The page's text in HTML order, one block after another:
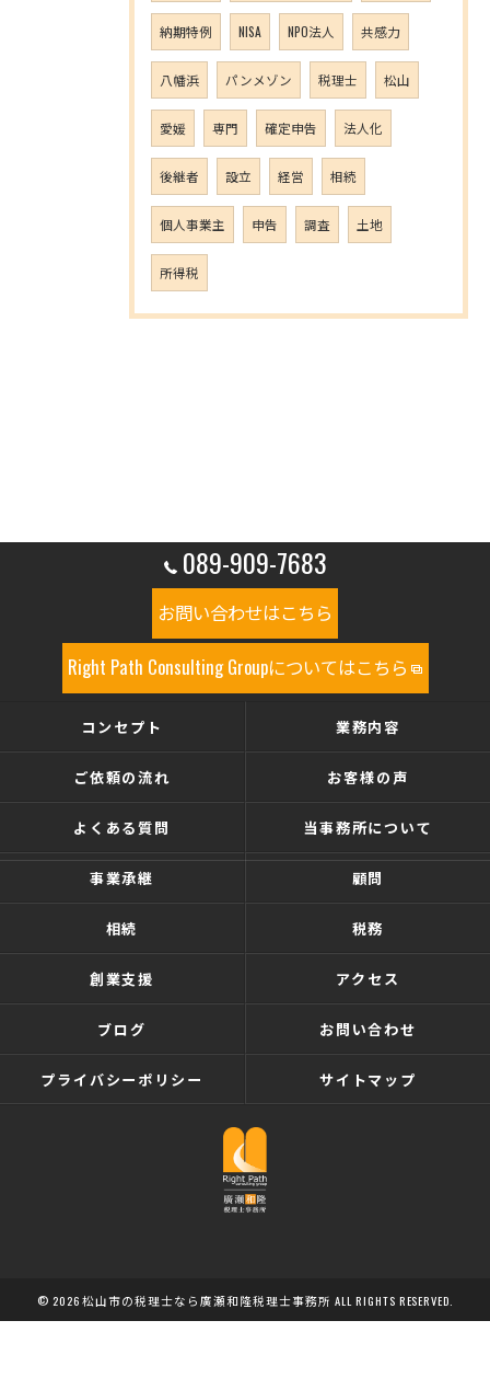
納期特例 NISA NPO法人 共感力
八幡浜 パンメゾン 税理士 松山
愛媛 専門 確定申告 法人化
後継者 設立 経営 相続
個人事業主 申告 調査 土地
所得税
089-909-7683
お問い合わせはこちら
Right Path Consulting Groupについてはこちら
コンセプト 業務内容
ご依頼の流れ お客様の声
よくある質問 当事務所について
事業承継 顧問
相続 税務
創業支援 アクセス
ブログ お問い合わせ
プライバシーポリシー サイトマップ
© 2026 松山市の税理士なら廣瀬和隆税理士事務所 ALL RIGHTS RESERVED.